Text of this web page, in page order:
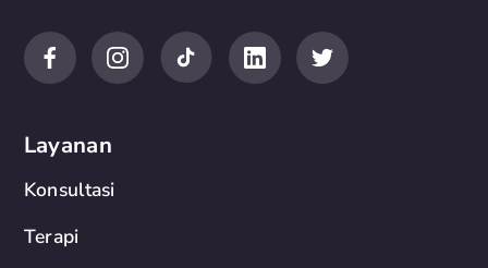
Layanan
Konsultasi
Terapi